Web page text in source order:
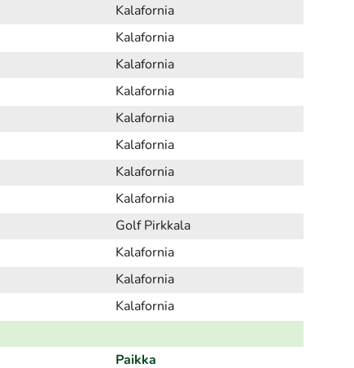
Kalafornia
Kalafornia
Kalafornia
Kalafornia
Kalafornia
Kalafornia
Kalafornia
Kalafornia
Golf Pirkkala
Kalafornia
Kalafornia
Kalafornia
Paikka